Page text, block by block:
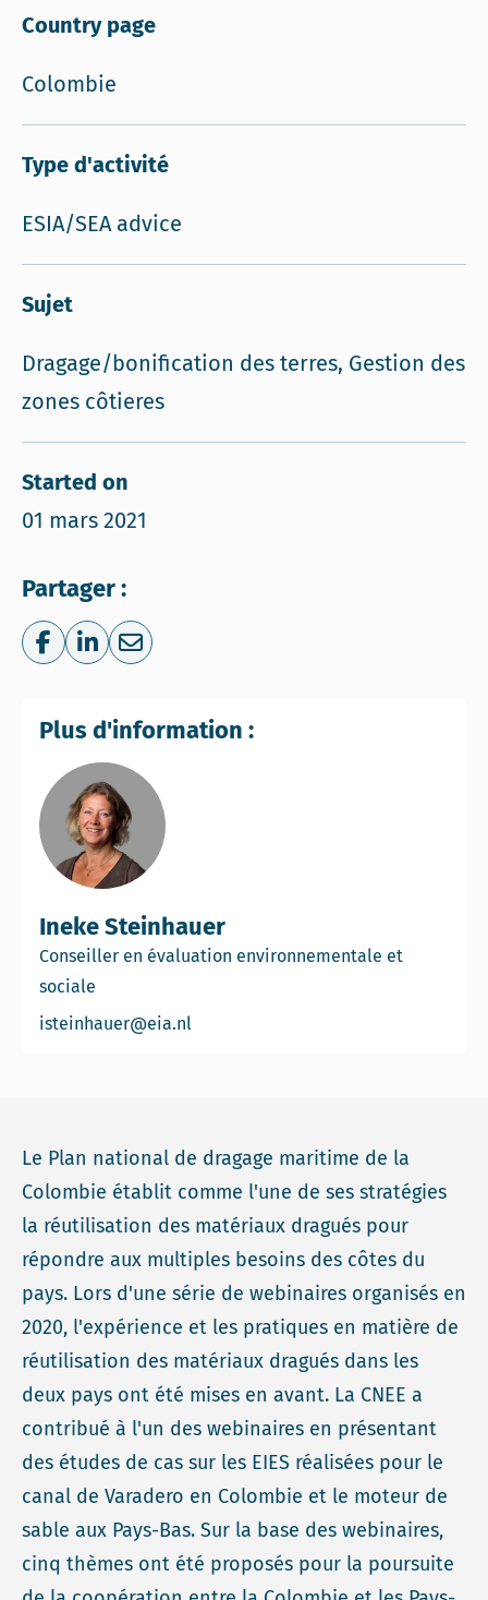
Country page
Colombie
Type d'activité
ESIA/SEA advice
Sujet
Dragage/bonification des terres, Gestion des
zones côtieres
Started on
01 mars 2021
Partager :
Share on Facebook
Share on LinkedIn
Share via e-mail
Ineke Steinhauer
Conseiller en évaluation environnementale et
sociale
isteinhauer@eia.nl
Plus d'information :
Le Plan national de dragage maritime de la
Colombie établit comme l'une de ses stratégies
la réutilisation des matériaux dragués pour
répondre aux multiples besoins des côtes du
pays. Lors d'une série de webinaires organisés en
2020, l'expérience et les pratiques en matière de
réutilisation des matériaux dragués dans les
deux pays ont été mises en avant. La CNEE a
contribué à l'un des webinaires en présentant
des études de cas sur les EIES réalisées pour le
canal de Varadero en Colombie et le moteur de
sable aux Pays-Bas. Sur la base des webinaires,
cinq thèmes ont été proposés pour la poursuite